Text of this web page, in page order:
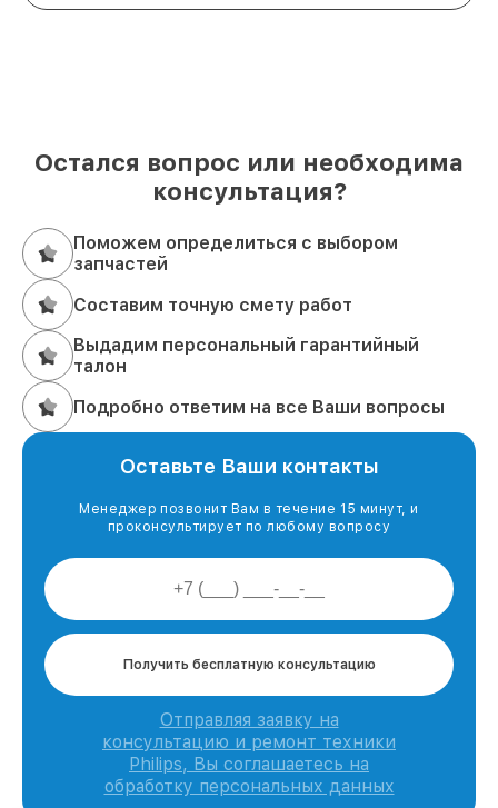
Остался вопрос или необходима
консультация?
Поможем определиться с выбором
запчастей
Составим точную смету работ
Выдадим персональный гарантийный
талон
Подробно ответим на все Ваши вопросы
Оставьте Ваши контакты
Менеджер позвонит Вам в течение 15 минут, и
проконсультирует по любому вопросу
Получить бесплатную консультацию
Отправляя заявку на
консультацию и ремонт техники
Philips, Вы соглашаетесь на
обработку персональных данных